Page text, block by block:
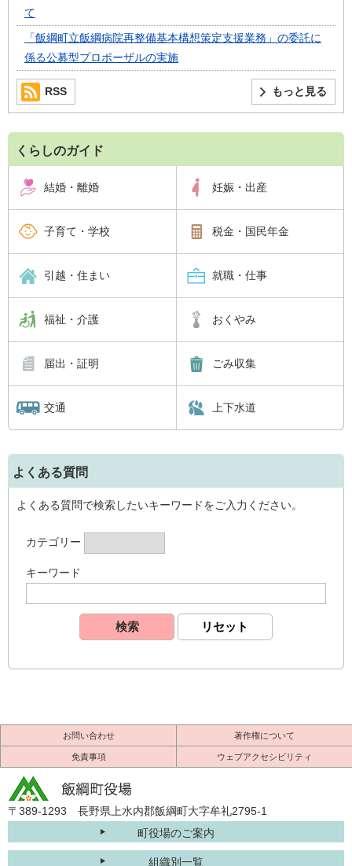
て
「飯綱町立飯綱病院再整備基本構想策定支援業務」の委託に
係る公募型プロポーザルの実施
もっと見る
RSS
くらしのガイド
結婚・離婚 妊娠・出産
子育て・学校 税金・国民年金
引越・住まい 就職・仕事
福祉・介護 おくやみ
届出・証明 ごみ収集
交通 上下水道
よくある質問
よくある質問で検索したいキーワードをご入力ください。
カテゴリー
キーワード
お問い合わせ 著作権について
免責事項 ウェブアクセシビリティ
〒389-1293 長野県上水内郡飯綱町大字牟礼2795-1
町役場のご案内
組織別一覧